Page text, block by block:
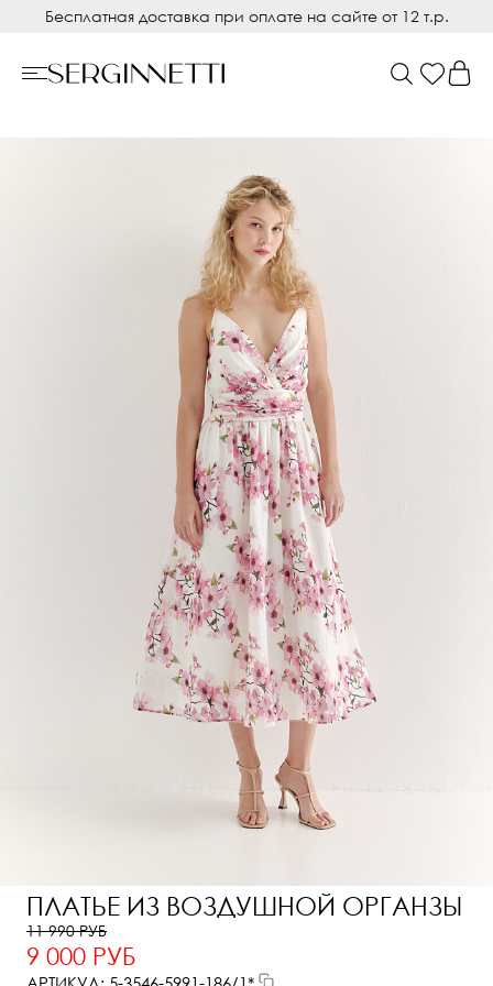
Бесплатная доставка при оплате на сайте от 12 т.р.
ПЛАТЬЕ ИЗ ВОЗДУШНОЙ ОРГАНЗЫ
11 990 РУБ
9 000 РУБ